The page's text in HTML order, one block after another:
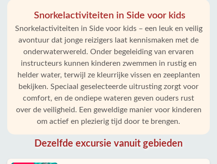
Snorkelactiviteiten in Side voor kids
Snorkelactiviteiten in Side voor kids – een leuk en veilig
avontuur dat jonge reizigers laat kennismaken met de
onderwaterwereld. Onder begeleiding van ervaren
instructeurs kunnen kinderen zwemmen in rustig en
helder water, terwijl ze kleurrijke vissen en zeeplanten
bekijken. Speciaal geselecteerde uitrusting zorgt voor
comfort, en de ondiepe wateren geven ouders rust
over de veiligheid. Een geweldige manier voor kinderen
om actief en plezierig tijd door te brengen.
Dezelfde excursie vanuit gebieden